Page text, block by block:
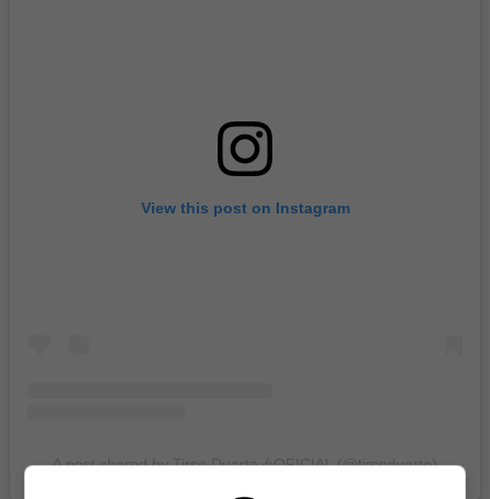
View this post on Instagram
A post shared by Tirso Duarte🎶OFICIAL (@tirsoduarte)